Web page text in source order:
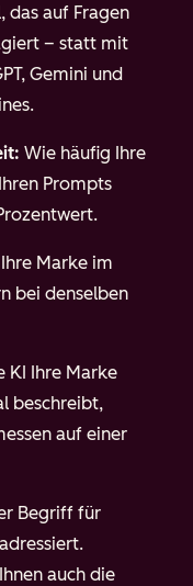
das auf Fragen
– statt mit
Gemini und
Wie häufig Ihre
Prompts
Marke im
bei denselben
KI Ihre Marke
beschreibt,
auf einer
Begriff für
auch die